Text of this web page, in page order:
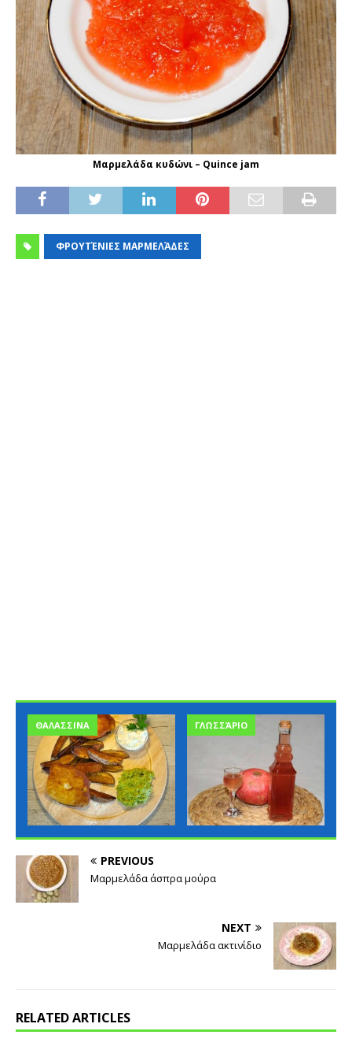
Mαρμελάδα κυδώνι – Quince jam
ΦΡΟΥΤΈΝΙΕΣ ΜΑΡΜΕΛΆΔΕΣ
ΘΑΛΑΣΣΙΝΑ ΓΛΩΣΣΆΡΙΟ
PREVIOUS
Μαρμελάδα άσπρα μούρα
NEXT
Μαρμελάδα ακτινίδιο
RELATED ARTICLES